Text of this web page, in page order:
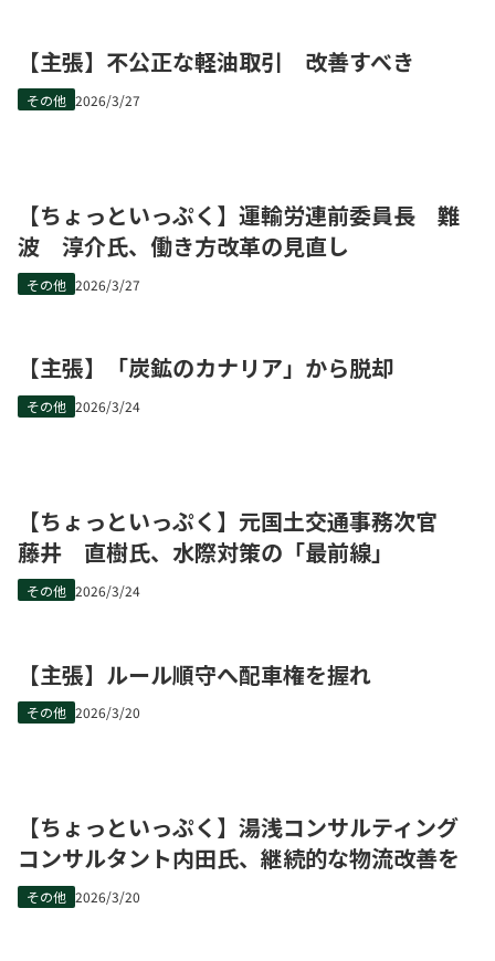
【主張】不公正な軽油取引 改善すべき
その他 2026/3/27
【ちょっといっぷく】運輸労連前委員長 難
波 淳介氏、働き方改革の見直し
その他 2026/3/27
【主張】「炭鉱のカナリア」から脱却
その他 2026/3/24
【ちょっといっぷく】元国土交通事務次官
藤井 直樹氏、水際対策の「最前線」
その他 2026/3/24
【主張】ルール順守へ配車権を握れ
その他 2026/3/20
【ちょっといっぷく】湯浅コンサルティング
コンサルタント内田氏、継続的な物流改善を
その他 2026/3/20